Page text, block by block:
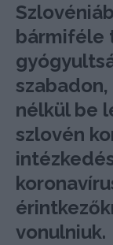
bármiféle
nélkül be
szlovén
vonulniuk.